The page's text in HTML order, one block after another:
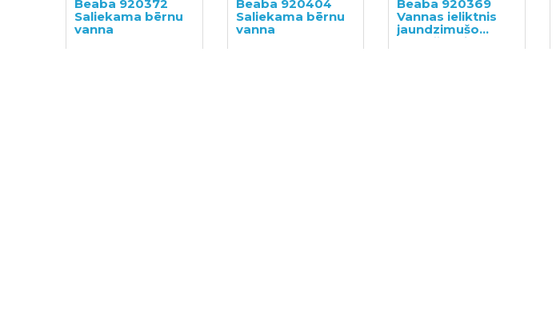
Beaba 920372
Saliekama bērnu
vanna
Beaba 920404
Saliekama bērnu
vanna
Beaba 920369
Vannas ieliktnis
jaundzimušo
peldēšanai